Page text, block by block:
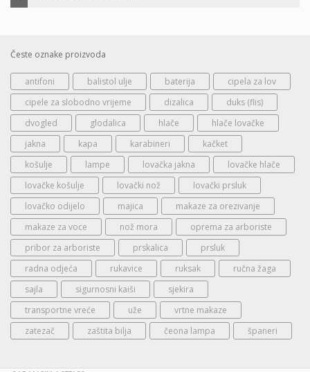
Česte oznake proizvoda
antifoni balistol ulje baterija
cipela za lov
cipele za slobodno vrijeme
dizalica
duks (flis)
dvogled
glodalica hlače
hlače lovačke
jakna
kapa karabineri
kačket
košulje
lampe lovačka jakna
lovačke hlače
lovačke košulje
lovački nož
lovački prsluk
lovačko odijelo
majica
makaze za orezivanje
makaze za voce
nož mora
oprema za arboriste
pribor za arboriste
prskalica
prsluk
radna odjeća
rukavice ruksak
ručna žaga
sajla
sigurnosni kaiši
sjekira
transportne vreće
uže
vrtne makaze
zatezač
zaštita bilja čeona lampa španeri